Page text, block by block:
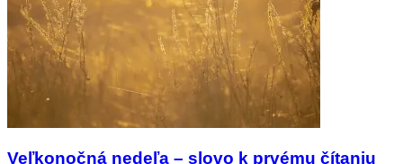
Veľkonočná nedeľa – slovo k prvému čítaniu